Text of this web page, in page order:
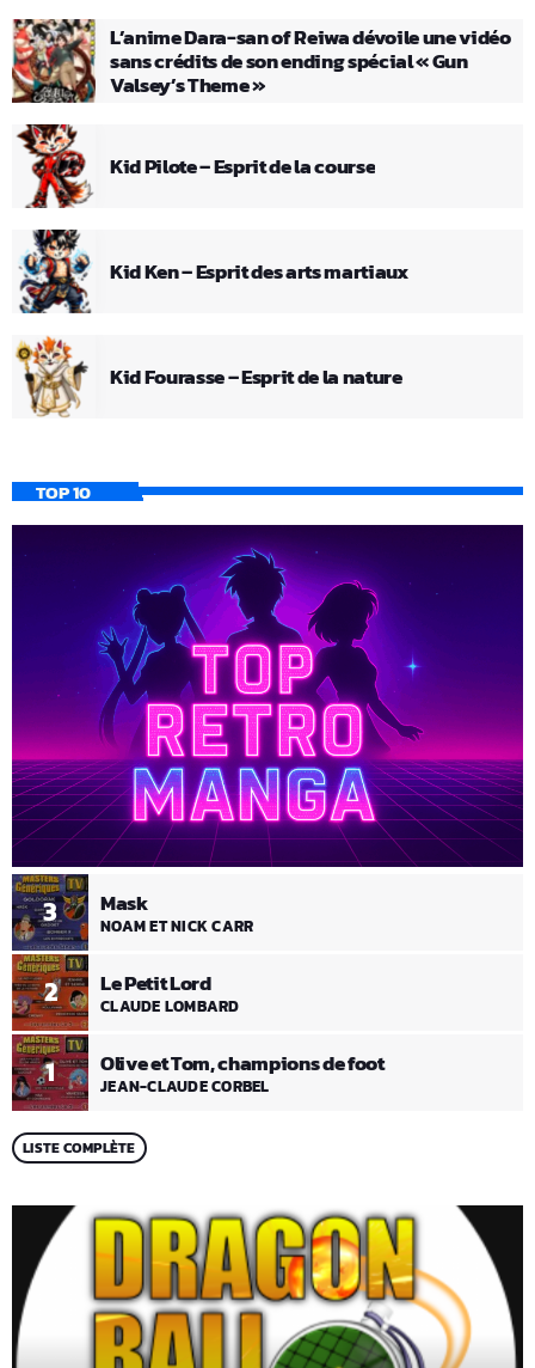
L’anime Dara-san of Reiwa dévoile une vidéo
sans crédits de son ending spécial « Gun
Valsey’s Theme »
Kid Pilote – Esprit de la course
Kid Ken – Esprit des arts martiaux
Kid Fourasse – Esprit de la nature
TOP 10
1 Olive et Tom, champions de foot
JEAN-CLAUDE CORBEL
2 Le Petit Lord
CLAUDE LOMBARD
3 Mask
NOAM ET NICK CARR
LISTE COMPLÈTE